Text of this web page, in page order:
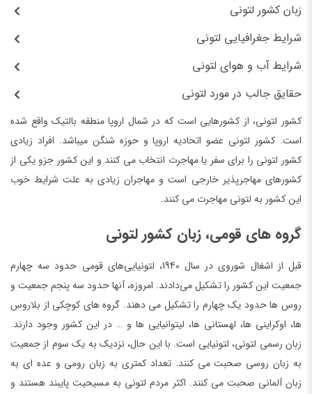
زبان کشور لتونی
شرایط جغرافیایی لتونی
شرایط آب و هوای لتونی
حقایق جالب در مورد لتونی
کشور لتونی، از کشورهایی است که در شمال اروپا منطقه بالتیک واقع شده
است. کشور لتونی عضو اتحادیه اروپا و حوزه شنگن میباشد. افراد زیادی
کشور لتونی را برای سفر یا مهاجرت انتخاب می کنند و این کشور جزو یکی از
کشورهای مهاجرپذیر خارجی است و مهاجران زیادی به علت شرایط خوب
این کشور به لتونی مهاجرت می کنند.
گروه های قومی، زبان کشور لتونی
قبل از اشغال شوروی در سال 1940، لتونیایی‌های قومی حدود سه چهارم
جمعیت این کشور را تشکیل می‌دادند. امروزه، آنها حدود سه پنجم جمعیت و
روس ها حدود یک چهارم را تشکیل می دهند. گروه های کوچکی از بلاروس
ها، اوکراینی ها، لهستانی ها، لیتوانیایی ها و … در این کشور وجود دارند.
زبان رسمی لتونی، لتونیایی است. با این حال، نزدیک به یک سوم از جمعیت
به زبان روسی صحبت می کنند. تعداد کمتری به زبان رومی و عده ای به
زبان آلمانی صحبت می کنند. اکثر مردم لتونی به مسیحیت پایبند هستند و